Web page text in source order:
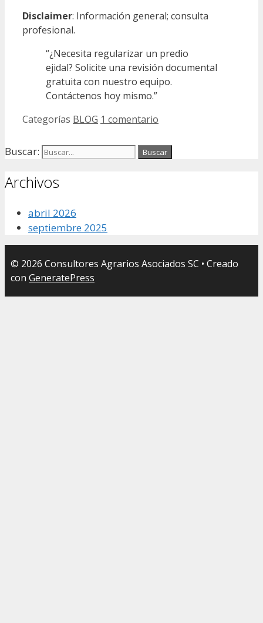
Disclaimer: Información general; consulta
profesional.
“¿Necesita regularizar un predio
ejidal? Solicite una revisión documental
gratuita con nuestro equipo.
Contáctenos hoy mismo.”
Categorías BLOG 1 comentario
Buscar:
Archivos
abril 2026
septiembre 2025
© 2026 Consultores Agrarios Asociados SC • Creado
con GeneratePress